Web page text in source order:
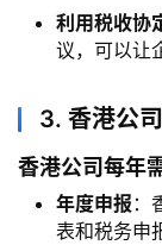
利用税收协
议，可以让
3. 香港公
香港公司每年
年度申报 ：
表和税务申